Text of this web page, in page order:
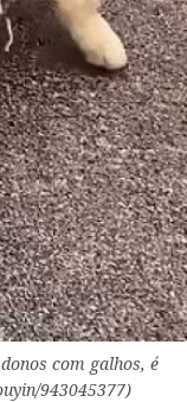
com galhos, é
943045377)